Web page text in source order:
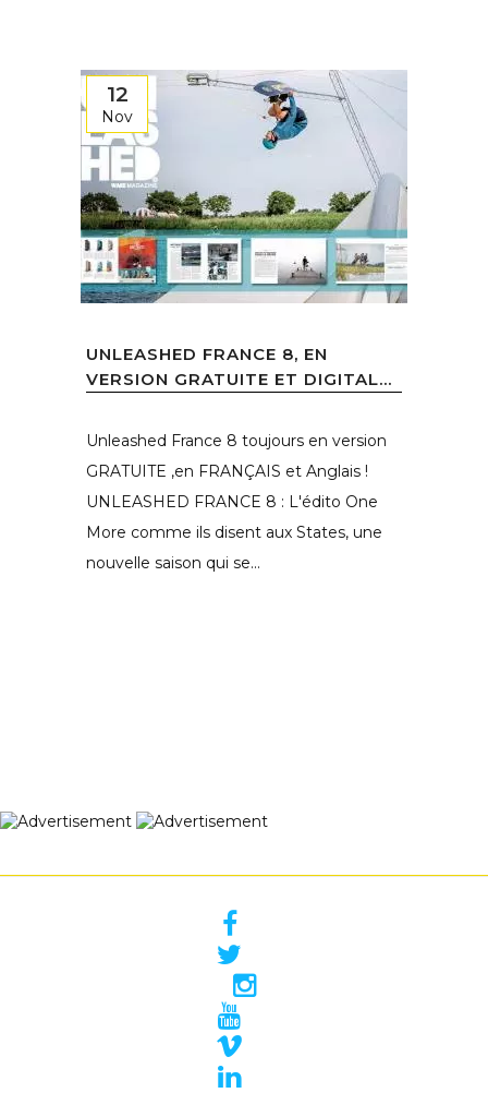
12
Nov
UNLEASHED FRANCE 8, EN
VERSION GRATUITE ET DIGITAL...
Unleashed France 8 toujours en version
GRATUITE ,en FRANÇAIS et Anglais !
UNLEASHED FRANCE 8 : L'édito One
More comme ils disent aux States, une
nouvelle saison qui se...